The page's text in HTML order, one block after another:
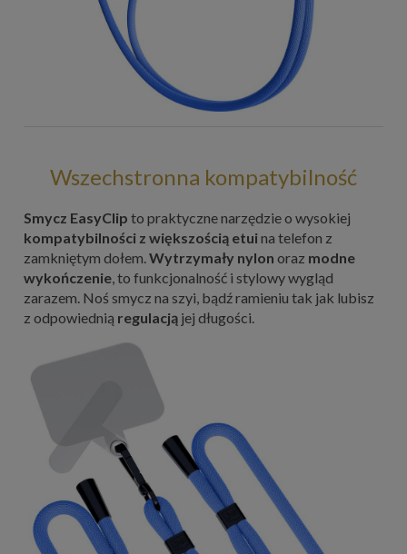
Wszechstronna kompatybilność
Smycz EasyClip to praktyczne narzędzie o wysokiej
kompatybilności z większością etuina telefon z
zamkniętym dołem.Wytrzymały nylon oraz modne
wykończenie, to funkcjonalność i stylowy wygląd
zarazem. Noś smycz na szyi, bądź ramieniu tak jak lubisz
z odpowiednią regulacją jej długości.